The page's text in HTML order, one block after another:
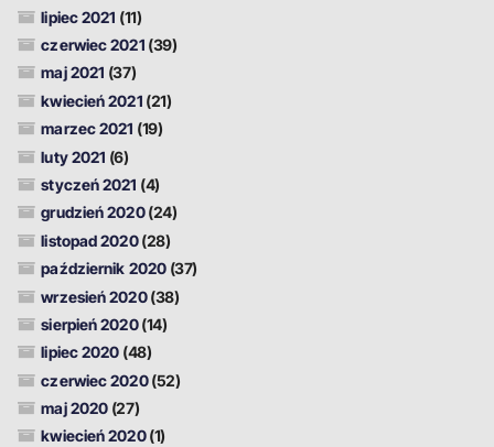
lipiec 2021 (11)
czerwiec 2021 (39)
maj 2021 (37)
kwiecień 2021 (21)
marzec 2021 (19)
luty 2021 (6)
styczeń 2021 (4)
grudzień 2020(24)
listopad 2020(28)
październik 2020(37)
wrzesień 2020(38)
sierpień 2020(14)
lipiec 2020 (48)
czerwiec 2020(52)
maj 2020 (27)
kwiecień 2020(1)